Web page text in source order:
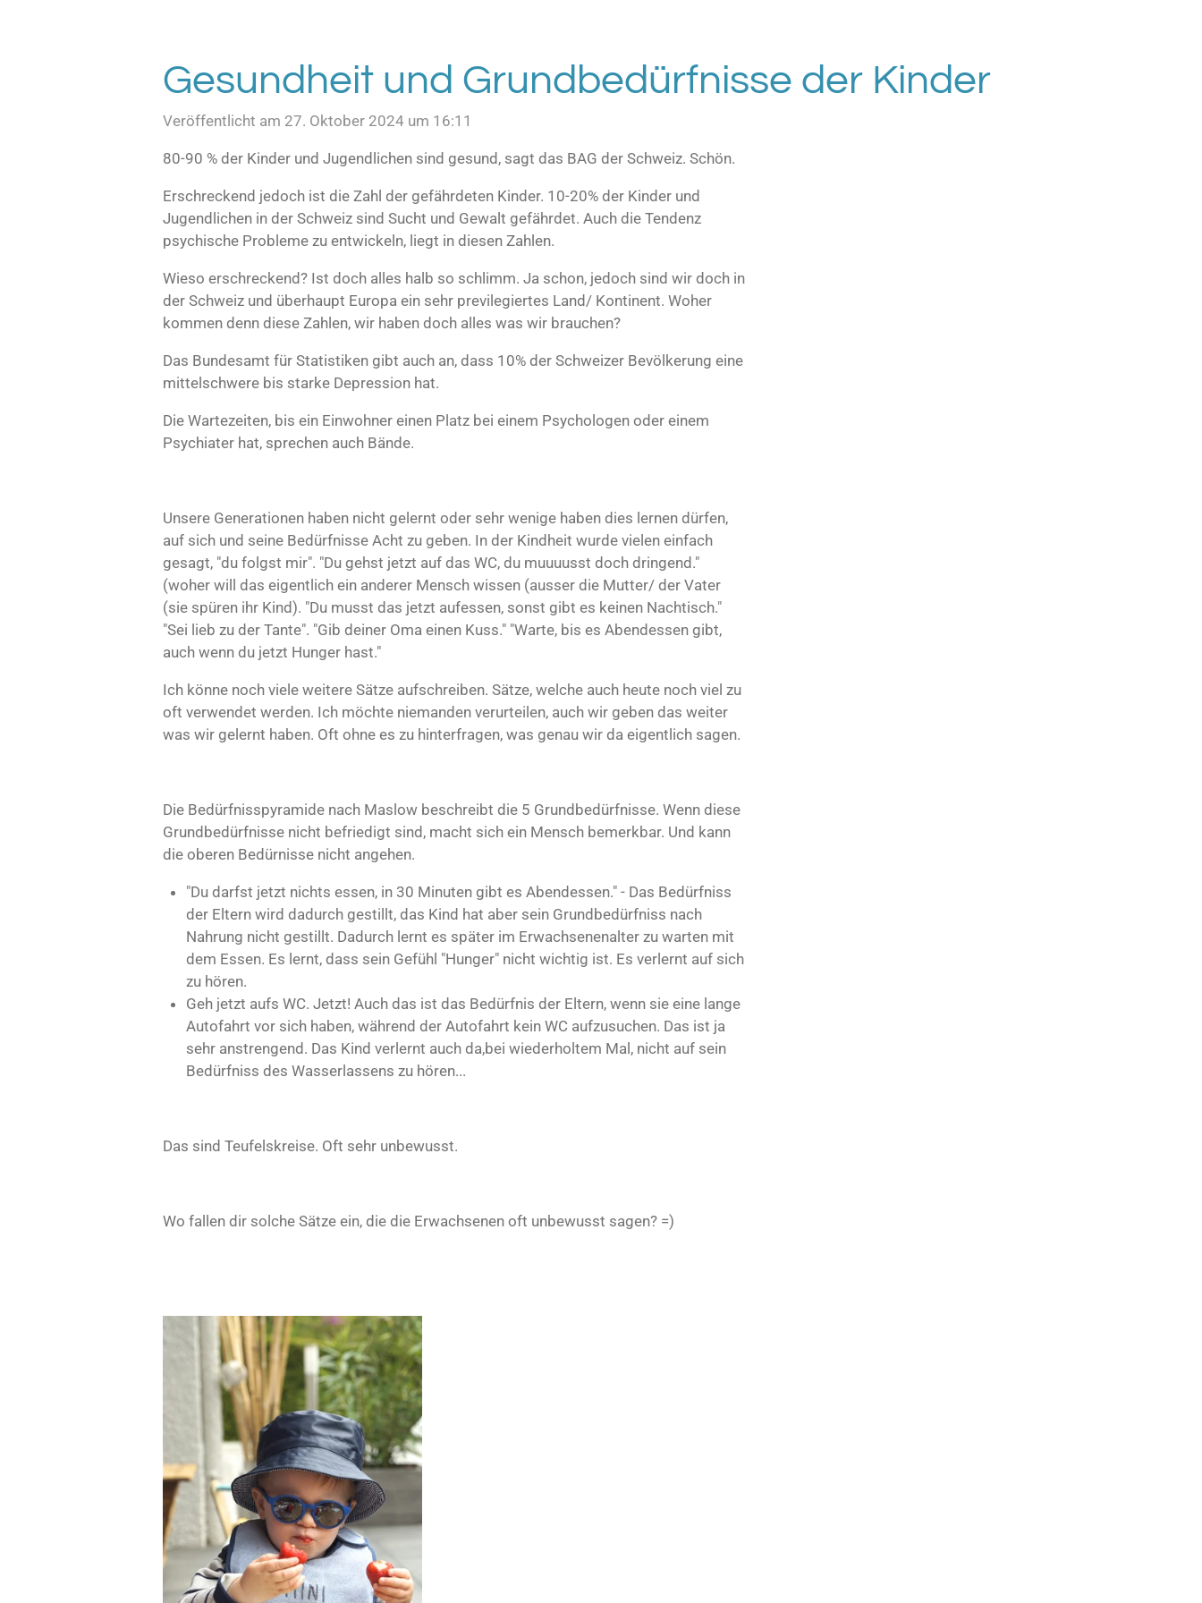
Gesundheit und Grundbedürfnisse der Kinder
Veröffentlicht am 27. Oktober 2024 um 16:11
80-90 % der Kinder und Jugendlichen sind gesund, sagt das BAG der Schweiz. Schön.
Erschreckend jedoch ist die Zahl der gefährdeten Kinder. 10-20% der Kinder und
Jugendlichen in der Schweiz sind Sucht und Gewalt gefährdet. Auch die Tendenz
psychische Probleme zu entwickeln, liegt in diesen Zahlen.
Wieso erschreckend? Ist doch alles halb so schlimm. Ja schon, jedoch sind wir doch in
der Schweiz und überhaupt Europa ein sehr previlegiertes Land/ Kontinent. Woher
kommen denn diese Zahlen, wir haben doch alles was wir brauchen?
Das Bundesamt für Statistiken gibt auch an, dass 10% der Schweizer Bevölkerung eine
mittelschwere bis starke Depression hat.
Die Wartezeiten, bis ein Einwohner einen Platz bei einem Psychologen oder einem
Psychiater hat, sprechen auch Bände.
Unsere Generationen haben nicht gelernt oder sehr wenige haben dies lernen dürfen,
auf sich und seine Bedürfnisse Acht zu geben. In der Kindheit wurde vielen einfach
gesagt, "du folgst mir". "Du gehst jetzt auf das WC, du muuuusst doch dringend."
(woher will das eigentlich ein anderer Mensch wissen (ausser die Mutter/ der Vater
(sie spüren ihr Kind). "Du musst das jetzt aufessen, sonst gibt es keinen Nachtisch."
"Sei lieb zu der Tante". "Gib deiner Oma einen Kuss." "Warte, bis es Abendessen gibt,
auch wenn du jetzt Hunger hast."
Ich könne noch viele weitere Sätze aufschreiben. Sätze, welche auch heute noch viel zu
oft verwendet werden. Ich möchte niemanden verurteilen, auch wir geben das weiter
was wir gelernt haben. Oft ohne es zu hinterfragen, was genau wir da eigentlich sagen.
Die Bedürfnisspyramide nach Maslow beschreibt die 5 Grundbedürfnisse. Wenn diese
Grundbedürfnisse nicht befriedigt sind, macht sich ein Mensch bemerkbar. Und kann
die oberen Bedürnisse nicht angehen.
"Du darfst jetzt nichts essen, in 30 Minuten gibt es Abendessen." - Das Bedürfniss
der Eltern wird dadurch gestillt, das Kind hat aber sein Grundbedürfniss nach
Nahrung nicht gestillt. Dadurch lernt es später im Erwachsenenalter zu warten mit
dem Essen. Es lernt, dass sein Gefühl "Hunger" nicht wichtig ist. Es verlernt auf sich
zu hören.
Geh jetzt aufs WC. Jetzt! Auch das ist das Bedürfnis der Eltern, wenn sie eine lange
Autofahrt vor sich haben, während der Autofahrt kein WC aufzusuchen. Das ist ja
sehr anstrengend. Das Kind verlernt auch da,bei wiederholtem Mal, nicht auf sein
Bedürfniss des Wasserlassens zu hören...
Das sind Teufelskreise. Oft sehr unbewusst.
Wo fallen dir solche Sätze ein, die die Erwachsenen oft unbewusst sagen? =)